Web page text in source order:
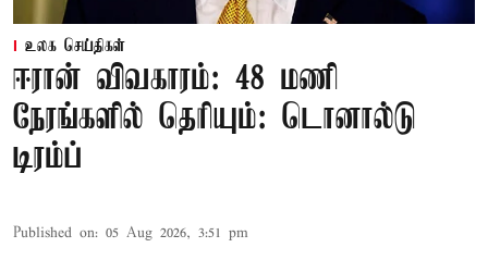
உலக செய்திகள்
ஈரான் விவகாரம்: 48 மணி
நேரங்களில் தெரியும்: டொனால்டு
டிரம்ப்
Published on: 05 Aug 2026, 3:51 pm